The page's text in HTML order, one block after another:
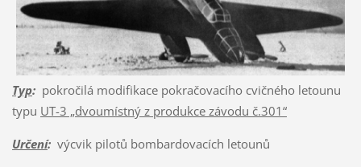
Typ:pokročilá modifikace pokračovacího cvičného letounu
typu UT-3 „dvoumístný z produkce závodu č.301“
Určení:výcvik pilotů bombardovacích letounů